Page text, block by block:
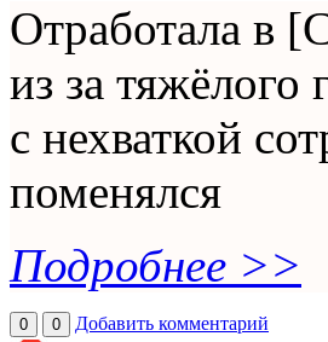
Отработала в
из за тяжёлого
с нехваткой
поменялся
Подробнее >>
0 0 Добавить комментарий